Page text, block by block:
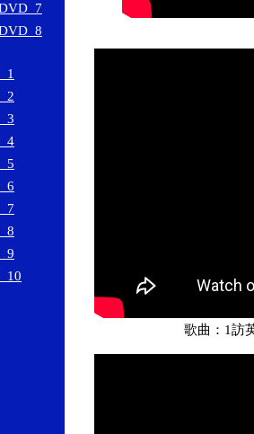
歌曲：1訪